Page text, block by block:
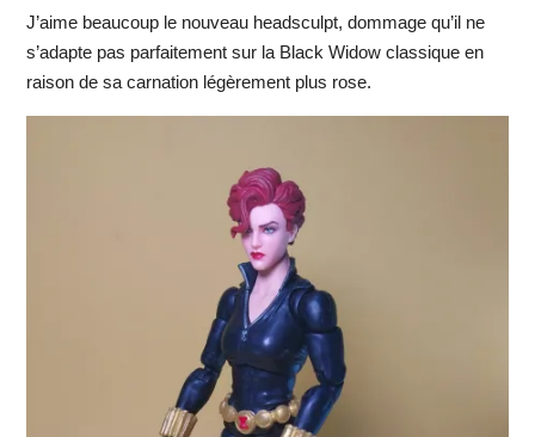
J’aime beaucoup le nouveau headsculpt, dommage qu’il ne
s’adapte pas parfaitement sur la Black Widow classique en
raison de sa carnation légèrement plus rose.